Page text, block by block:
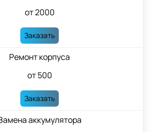
от 2000
Заказать
Ремонт корпуса
от 500
Заказать
аккумулятора